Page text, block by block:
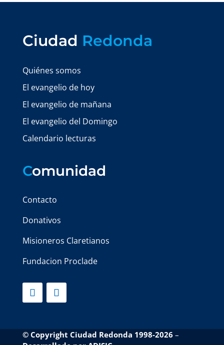
Ciudad Redonda
Quiénes somos
El evangelio de hoy
El evangelio de mañana
El evangelio del Domingo
Calendario lecturas
Comunidad
Contacto
Donativos
Misioneros Claretianos
Fundacion Proclade
© Copyright Ciudad Redonda 1998-2026 –